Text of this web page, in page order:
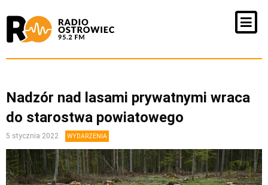
Nadzór nad lasami prywatnymi wraca
do starostwa powiatowego
5 stycznia 2022 WYDARZENIA